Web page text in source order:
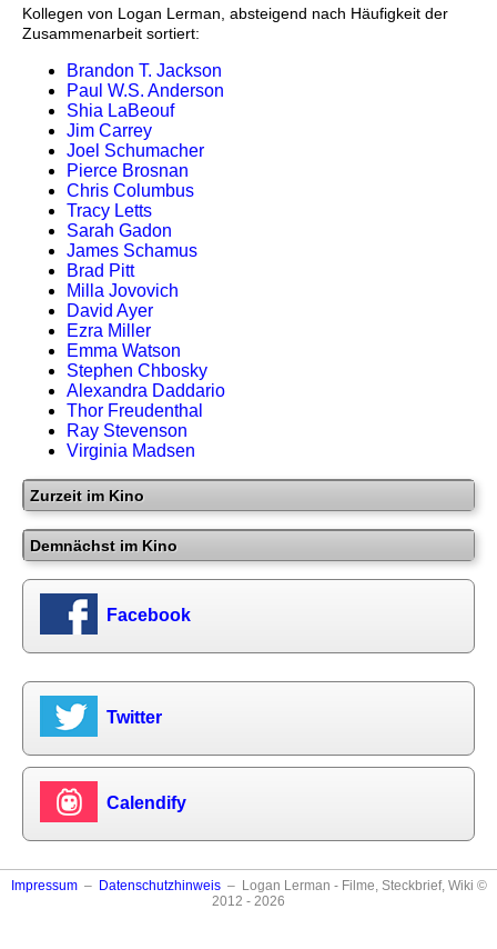
Kollegen von Logan Lerman, absteigend nach Häufigkeit der
Zusammenarbeit sortiert:
Brandon T. Jackson
Paul W.S. Anderson
Shia LaBeouf
Jim Carrey
Joel Schumacher
Pierce Brosnan
Chris Columbus
Tracy Letts
Sarah Gadon
James Schamus
Brad Pitt
Milla Jovovich
David Ayer
Ezra Miller
Emma Watson
Stephen Chbosky
Alexandra Daddario
Thor Freudenthal
Ray Stevenson
Virginia Madsen
Zurzeit im Kino
Demnächst im Kino
Facebook
Twitter
Calendify
Impressum– Datenschutzhinweis– Logan Lerman - Filme, Steckbrief, Wiki ©
2012 - 2026